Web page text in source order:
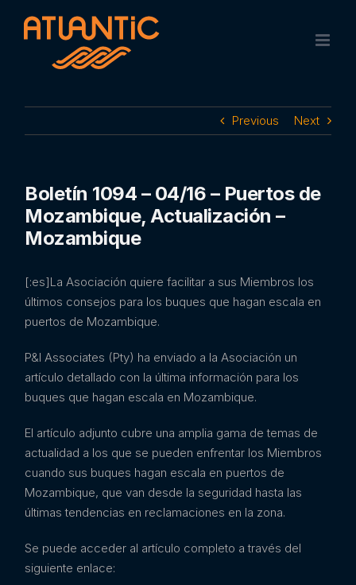
Previous Next
Boletín 1094 – 04/16 – Puertos de
Mozambique, Actualización –
Mozambique
[:es]La Asociación quiere facilitar a sus Miembros los
últimos consejos para los buques que hagan escala en
puertos de Mozambique.
P&I Associates (Pty) ha enviado a la Asociación un
artículo detallado con la última información para los
buques que hagan escala en Mozambique.
El artículo adjunto cubre una amplia gama de temas de
actualidad a los que se pueden enfrentar los Miembros
cuando sus buques hagan escala en puertos de
Mozambique, que van desde la seguridad hasta las
últimas tendencias en reclamaciones en la zona.
Se puede acceder al artículo completo a través del
siguiente enlace: